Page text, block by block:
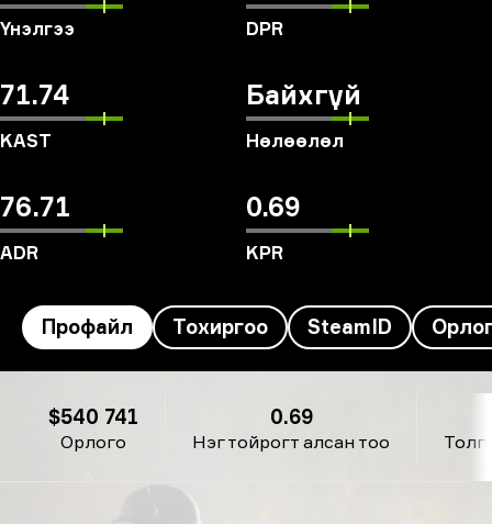
Үнэлгээ DPR
71.74
KAST
Байхгүй
Нөлөөлөл
76.71
ADR
0.69
KPR
Профайл Тохиргоо SteamID
Орлого
$540 741
Нэг тойрогт алсан тоо
0.69